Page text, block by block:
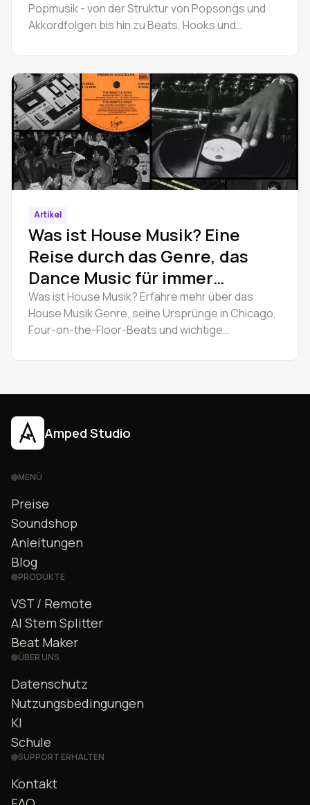
Popmusik - von der Struktur von Popsongs und
Akkordfolgen bis hin zu Beats, Hooks und
Artikel
Was ist House Musik? Eine
Reise durch das Genre, das
Dance Music für immer
veränderte
Was ist House Musik? Erfahre mehr über das
House Musik Genre, seine Ursprünge in Chicago,
Four-on-the-Floor-Beats und wichtige
Amped Studio
MENÜ
Preise
Soundshop
Anleitungen
Blog
PRODUKTE
VST / Remote
AI Stem Splitter
Beat Maker
ÜBER UNS
Datenschutz
Nutzungsbedingungen
KI
Schule
SUPPORT ERHALTEN
Kontakt